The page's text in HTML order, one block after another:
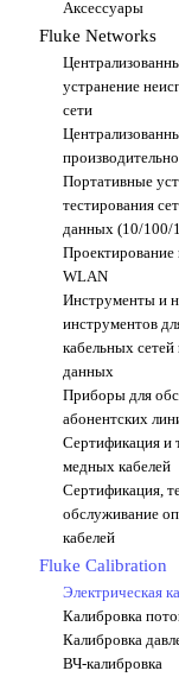
Аксессуары
Fluke Networks
устранение
сети
Портативные
тестирования
данных (10/100/
Проектирование
WLAN
Инструменты и
инструментов
кабельных сетей
данных
Приборы для
абонентских
Сертификация и
медных кабелей
Сертификация,
обслуживание
кабелей
Fluke Calibration
Электрическая
Калибровка
Калибровка
ВЧ-калибровка